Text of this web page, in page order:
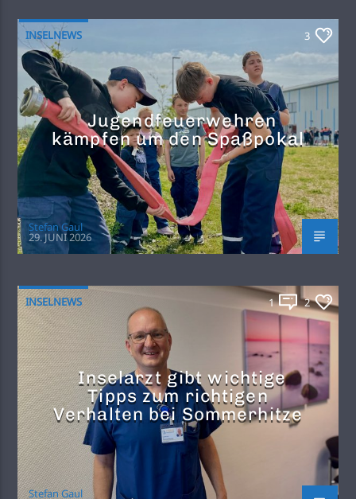
INSELNEWS 3
Jugendfeuerwehren
kämpfen um den Spaßpokal
Stefan Gaul
29. JUNI 2026
INSELNEWS 1 2
Inselarzt gibt wichtige
Tipps zum richtigen
Verhalten bei Sommerhitze
Stefan Gaul